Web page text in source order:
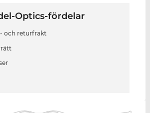
Optics-fördelar
och returfrakt